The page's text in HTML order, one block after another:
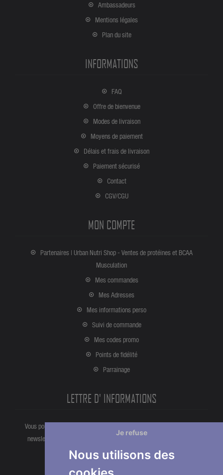
Nous utilisons des
Je refuse
Ambassadeurs
Mentions légales
Plan du site
INFORMATIONS
FAQ
Offre de bienvenue
Modes de livraison
Moyens de paiement
Délais et frais de livraison
Paiement sécurisé
Contact
CGV/CGU
MON COMPTE
Partenaires | Urban Nutri Shop - Ventes de protéines et BCAA
Musculation
Mes commandes
Mes Adresses
Mes informations perso
Suivi de commande
Mes codes promo
Points de fidélité
Parrainage
LETTRE D' INFORMATIONS
Vous pouvez vous désinscrire à tout moment directement partir de la
newsletter. Ou bien à partir de nos informations de contact dans les
conditions d'utlisation du site.